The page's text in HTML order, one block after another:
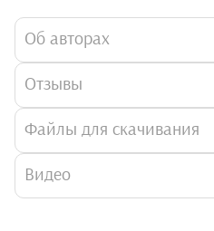
Об авторах
Отзывы
Файлы для скачивания
Видео